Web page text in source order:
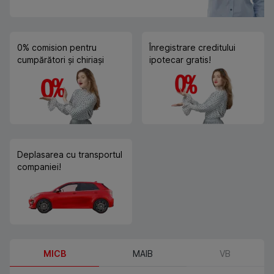
0% comision pentru
cumpărători și chiriași
Înregistrare creditului
ipotecar gratis!
Deplasarea cu transportul
companiei!
MICB MAIB VB